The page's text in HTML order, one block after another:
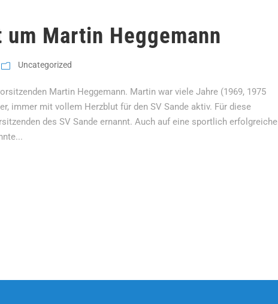
um Martin Heggemann
Uncategorized
Martin Heggemann. Martin war viele Jahre (1969, 1975
immer mit vollem Herzblut für den SV Sande aktiv. Für diese
des SV Sande ernannt. Auch auf eine sportlich erfolgreiche